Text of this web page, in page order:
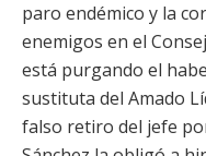
paro endémico y la
enemigos en el
está purgando el
sustituta del Amado
falso retiro del jefe